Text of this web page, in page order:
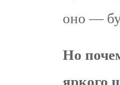
оно —
Но
яркого